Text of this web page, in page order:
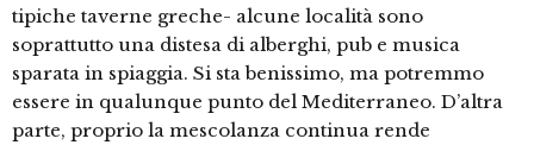
tipiche taverne greche- alcune località sono
soprattutto una distesa di alberghi, pub e musica
sparata in spiaggia. Si sta benissimo, ma potremmo
essere in qualunque punto del Mediterraneo. D’altra
parte, proprio la mescolanza continua rende